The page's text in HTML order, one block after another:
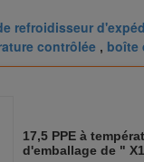
refroidisseur
contrôlée , boîte
17,5 PPE à
d'emballage de "